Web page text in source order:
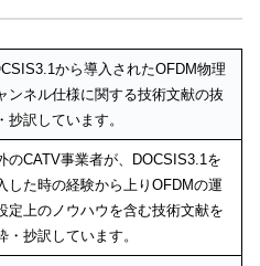
から導入されたOFDM物理
ンネル仕様に関する技術文献の抜
抄訳しています。
のCATV事業者が、DOCSIS3.1を
した時の経験から上りOFDMの運
定上のノウハウを含む技術文献を
・抄訳しています。